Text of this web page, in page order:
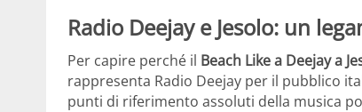
Radio Deejay e Jesolo: un
Per capire perché il Beach Like a Deejay a
rappresenta Radio Deejay per il pubblico
punti di riferimento assoluti della musica